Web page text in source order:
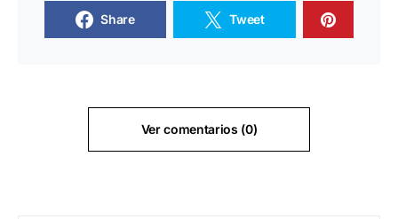
Share Tweet
Ver comentarios (0)